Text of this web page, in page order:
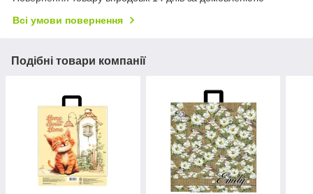
Всі умови повернення
Подібні товари компанії